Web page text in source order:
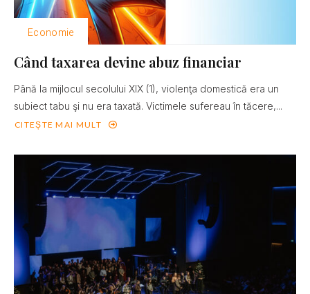
Economie
Când taxarea devine abuz financiar
Până la mijlocul secolului XIX (1), violenţa domestică era un
subiect tabu şi nu era taxată. Victimele sufereau în tăcere,...
CITEȘTE MAI MULT